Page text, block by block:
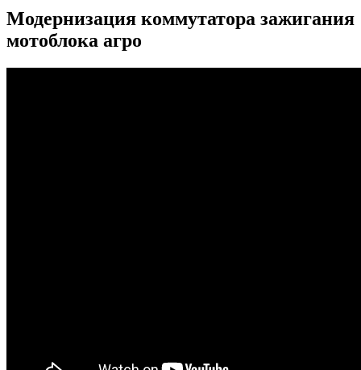
Модернизация коммутатора зажигания
мотоблока агро